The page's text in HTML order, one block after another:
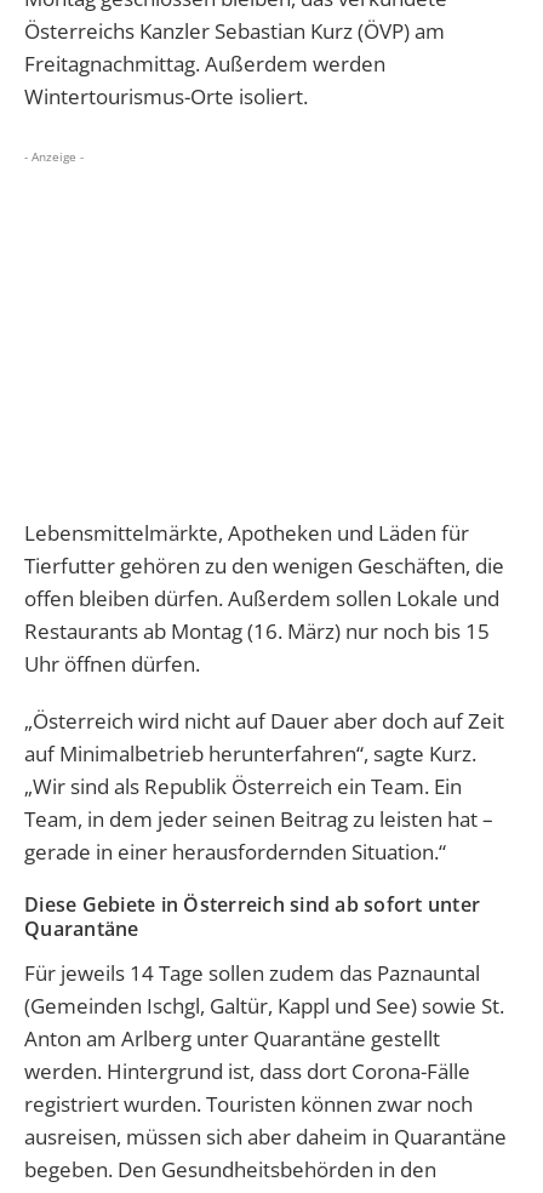
Österreichs Kanzler Sebastian Kurz (ÖVP) am
Freitagnachmittag. Außerdem werden
Wintertourismus-Orte isoliert.
- Anzeige -
Lebensmittelmärkte, Apotheken und Läden für
Tierfutter gehören zu den wenigen Geschäften, die
offen bleiben dürfen. Außerdem sollen Lokale und
Restaurants ab Montag (16. März) nur noch bis 15
Uhr öffnen dürfen.
„Österreich wird nicht auf Dauer aber doch auf Zeit
auf Minimalbetrieb herunterfahren“, sagte Kurz.
„Wir sind als Republik Österreich ein Team. Ein
Team, in dem jeder seinen Beitrag zu leisten hat –
gerade in einer herausfordernden Situation.“
Diese Gebiete in Österreich sind ab sofort unter
Quarantäne
Für jeweils 14 Tage sollen zudem das Paznauntal
(Gemeinden Ischgl, Galtür, Kappl und See) sowie St.
Anton am Arlberg unter Quarantäne gestellt
werden. Hintergrund ist, dass dort Corona-Fälle
registriert wurden. Touristen können zwar noch
ausreisen, müssen sich aber daheim in Quarantäne
begeben. Den Gesundheitsbehörden in den